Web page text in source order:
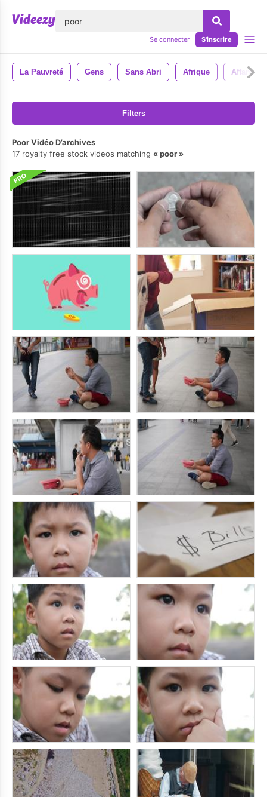
Se connecter S'inscrire
La Pauvreté Gens Sans Abri Afrique Affamé
Filters
Poor Vidéo D’archives
17 royalty free stock videos matching
poor